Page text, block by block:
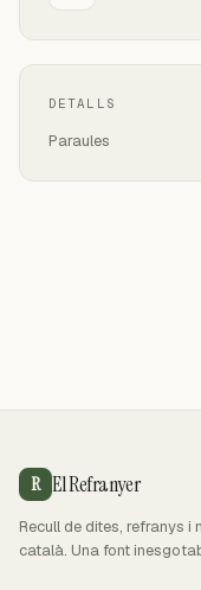
DETALLS
Paraules
R El Refranyer
Recull de dites, refranys i
català. Una font